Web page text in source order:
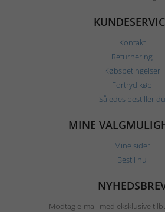
Kontakt
Returnering
Købsbetingelser
Fortryd køb
Således bestiller du
MINE
Mine sider
Bestil nu
Modtag e-mail med eksklusive